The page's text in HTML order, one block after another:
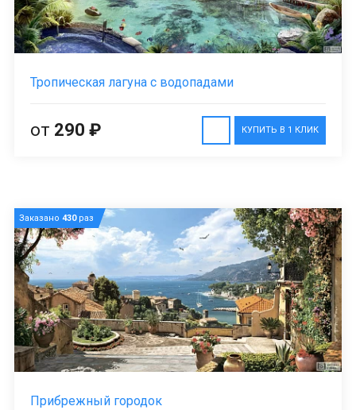
Тропическая лагуна с водопадами
КУПИТЬ В 1 КЛИК
от 290 ₽
Заказано 430раз
Прибрежный городок